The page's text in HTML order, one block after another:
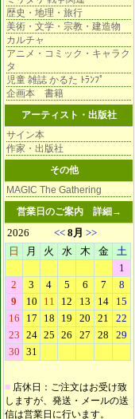
歴史・地理・旅行
美術・文学・宗教・建造物
カルチャ
アニメ・コミック・キャラク
タ
児童 雑誌 かるた ﾄﾗﾝﾌﾟ
企画本 書籍
アーティスト・出版社
サイン本
作家・出版社
その他
MAGIC The Gathering
営業日のご案内 詳細→
■ 店休日：ご注文はお受け致
しますが、発送・メールの送
信は営業日に行います。